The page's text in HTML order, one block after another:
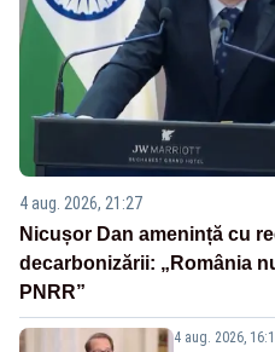
4 aug. 2026, 21:27
Nicușor Dan amenință cu
decarbonizării: „România
PNRR”
4 aug. 2026,